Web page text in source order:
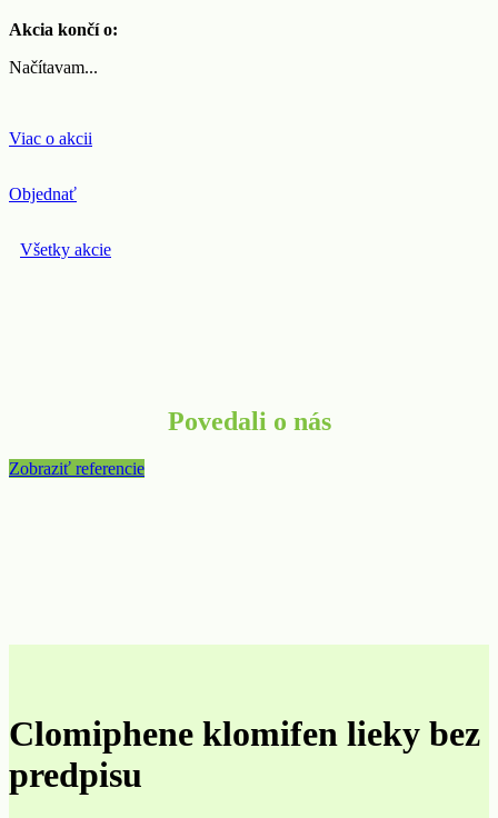
Akcia končí o:
Načítavam...
Viac o akcii
Objednať
Všetky akcie
Povedali o nás
Zobraziť referencie
Clomiphene klomifen lieky bez
predpisu